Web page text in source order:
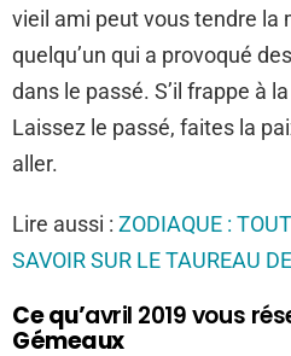
vieil ami peut vous tendre la
quelqu’un qui a provoqué
dans le passé. S’il frappe à
Laissez le passé, faites la
aller.
Lire aussi : ZODIAQUE :
SAVOIR SUR LE TAUREAU
Ce qu’avril 2019 vous
Gémeaux